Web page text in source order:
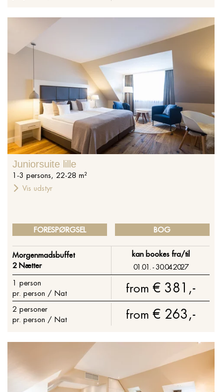
Juniorsuite lille
1 -3 persons, 22-28 m²
Vis udstyr
FORESPØRGSEL BOG
Morgenmadsbuffet
2 Nætter
kan bookes fra/til
01.01. - 30.04.2027
1 person
pr. person / Nat
from € 381,-
2 personer
pr. person / Nat
from € 263,-